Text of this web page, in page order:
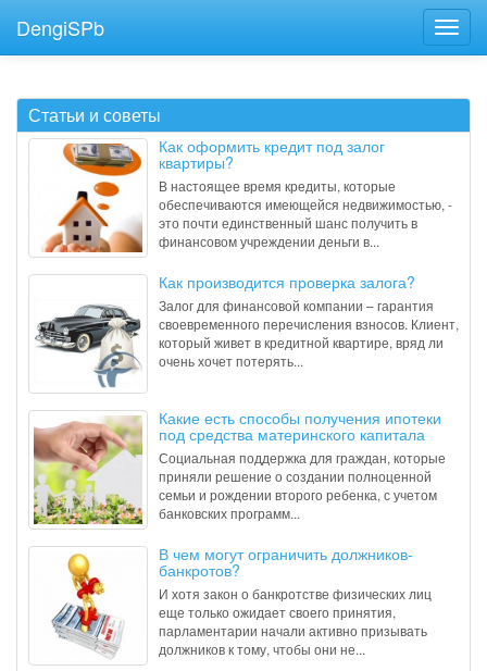
DengiSPb
Статьи и советы
Как оформить кредит под залог
квартиры?
В настоящее время кредиты, которые
обеспечиваются имеющейся недвижимостью, -
это почти единственный шанс получить в
финансовом учреждении деньги в...
Как производится проверка залога?
Залог для финансовой компании – гарантия
своевременного перечисления взносов. Клиент,
который живет в кредитной квартире, вряд ли
очень хочет потерять...
Какие есть способы получения ипотеки
под средства материнского капитала
Социальная поддержка для граждан, которые
приняли решение о создании полноценной
семьи и рождении второго ребенка, с учетом
банковских программ...
В чем могут ограничить должников-
банкротов?
И хотя закон о банкротстве физических лиц
еще только ожидает своего принятия,
парламентарии начали активно призывать
должников к тому, чтобы они не...